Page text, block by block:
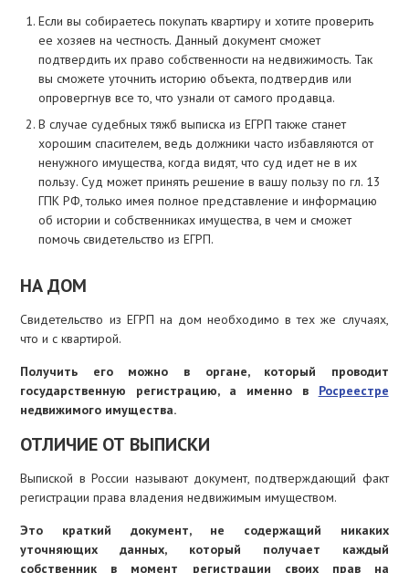
Если вы собираетесь покупать квартиру и хотите проверить
ее хозяев на честность. Данный документ сможет
подтвердить их право собственности на недвижимость. Так
вы сможете уточнить историю объекта, подтвердив или
опровергнув все то, что узнали от самого продавца.
В случае судебных тяжб выписка из ЕГРП также станет
хорошим спасителем, ведь должники часто избавляются от
ненужного имущества, когда видят, что суд идет не в их
пользу. Суд может принять решение в вашу пользу по гл. 13
ГПК РФ, только имея полное представление и информацию
об истории и собственниках имущества, в чем и сможет
помочь свидетельство из ЕГРП.
НА ДОМ
Свидетельство из ЕГРП на дом необходимо в тех же случаях,
что и с квартирой.
Получить его можно в органе, который проводит
государственную регистрацию, а именно в Росреестре
недвижимого имущества.
ОТЛИЧИЕ ОТ ВЫПИСКИ
Выпиской в России называют документ, подтверждающий факт
регистрации права владения недвижимым имуществом.
Это краткий документ, не содержащий никаких
уточняющих данных, который получает каждый
собственник в момент регистрации своих прав на